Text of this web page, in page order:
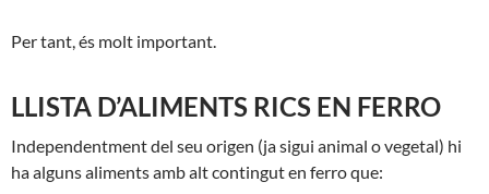
Per tant, és molt important.
LLISTA D’ALIMENTS RICS EN FERRO
Independentment del seu origen (jasigui animal o vegetal) hi
ha algunsaliments ambalt contingut en ferro que: